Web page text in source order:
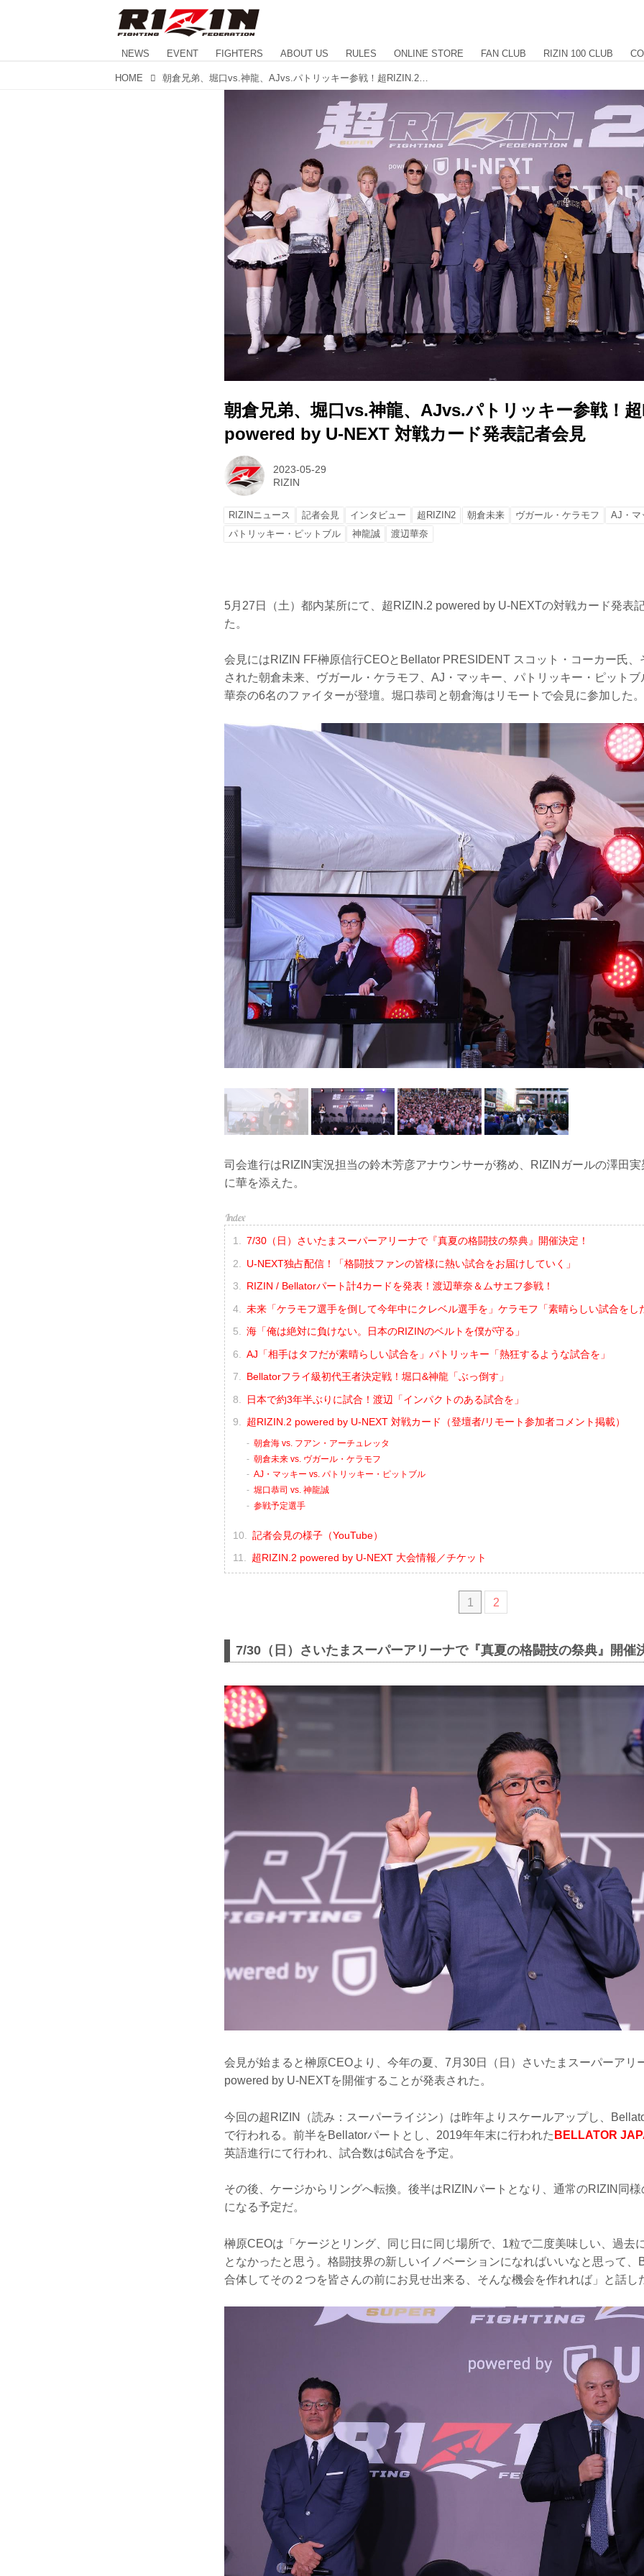
NEWS EVENT FIGHTERS ABOUT US RULES ONLINE STORE FAN CLUB RIZIN 100 CLUB
HOME
朝倉兄弟、堀口vs.神龍、AJvs.パトリッキー参戦！
powered by U-NEXT 対戦カード発表記者会見
2023-05-29
RIZIN
RIZINニュース 記者会見 インタビュー 超RIZIN2 朝倉未来 ヴガール・ケラモフ
AJ・マ
パトリッキー・ピットブル
神龍誠 渡辺華奈
5月27日（土）都内某所にて、超RIZIN.2 powered by U-NEXTの対戦カード発表
た。
会見にはRIZIN FF榊原信行CEOとBellator PRESIDENT スコット・コーカー氏、
された朝倉未来、ヴガール・ケラモフ、AJ・マッキー、パトリッキー・ピット
華奈の6名のファイターが登壇。堀口恭司と朝倉海はリモートで会見に参加した。
司会進行はRIZIN実況担当の鈴木芳彦アナウンサーが務め、RIZINガールの澤田
に華を添えた。
7/30（日）さいたまスーパーアリーナで『真夏の格闘技の祭典』開催決定！
U-NEXT独占配信！「格闘技ファンの皆様に熱い試合をお届けしていく」
RIZIN / Bellatorパート計4カードを発表！渡辺華奈＆ムサエフ参戦！
未来「ケラモフ選手を倒して今年中にクレベル選手を」ケラモフ「素晴らしい試合をし
海「俺は絶対に負けない。日本のRIZINのベルトを僕が守る」
AJ「相手はタフだが素晴らしい試合を」パトリッキー「熱狂するような試合を」
Bellatorフライ級初代王者決定戦！堀口&神龍「ぶっ倒す」
日本で約3年半ぶりに試合！渡辺「インパクトのある試合を」
超RIZIN.2 powered by U-NEXT 対戦カード（登壇者/リモート参加者コメント掲載）
朝倉海 vs. フアン・アーチュレッタ
朝倉未来 vs. ヴガール・ケラモフ
AJ・マッキー vs. パトリッキー・ピットブル
堀口恭司 vs. 神龍誠
参戦予定選手
記者会見の様子（YouTube）
超RIZIN.2 powered by U-NEXT 大会情報／チケット
1 2
7/30（日）さいたまスーパーアリーナで『真夏の格闘技の祭典』開催
会見が始まると榊原CEOより、今年の夏、7月30日（日）さいたまスーパーアリ
powered by U-NEXTを開催することが発表された。
今回の超RIZIN（読み：スーパーライジン）は昨年よりスケールアップし、
で行われる。前半をBellatorパートとし、2019年年末に行われた BELLATOR
英語進行にて行われ、試合数は6試合を予定。
その後、ケージからリングへ転換。後半はRIZINパートとなり、通常のRIZIN同
になる予定だ。
榊原CEOは「ケージとリング、同じ日に同じ場所で、1粒で二度美味しい、過去
となかったと思う。格闘技界の新しいイノベーションになればいいなと思って、
合体してその２つを皆さんの前にお見せ出来る、そんな機会を作れれば」と話し